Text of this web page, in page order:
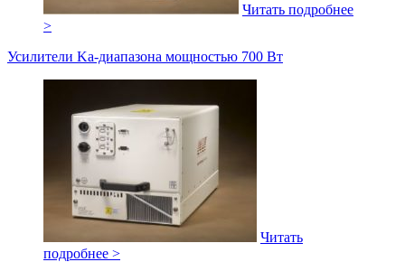
Читать подробнее
>
Усилители Ka-диапазона мощностью 700 Вт
Читать
подробнее >